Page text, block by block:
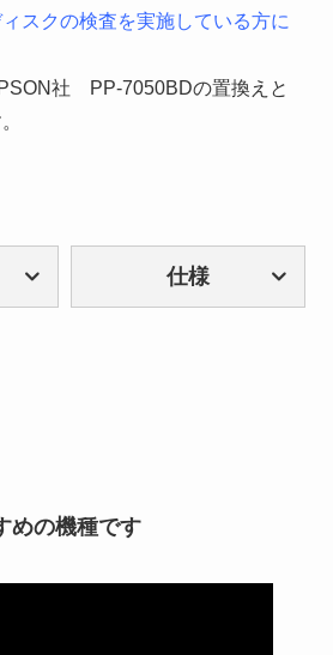
スクの検査を実施している方に
社 PP-7050BDの置換えと
仕様
めの機種です